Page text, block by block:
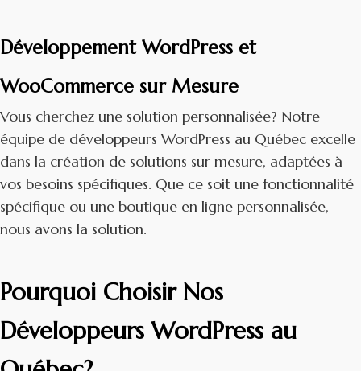
Développement WordPress et
WooCommerce sur Mesure
Vous cherchez une solution personnalisée? Notre
équipe de développeurs WordPress au Québec excelle
dans la création de solutions sur mesure, adaptées à
vos besoins spécifiques. Que ce soit une fonctionnalité
spécifique ou une boutique en ligne personnalisée,
nous avons la solution.
Pourquoi Choisir Nos
Développeurs WordPress au